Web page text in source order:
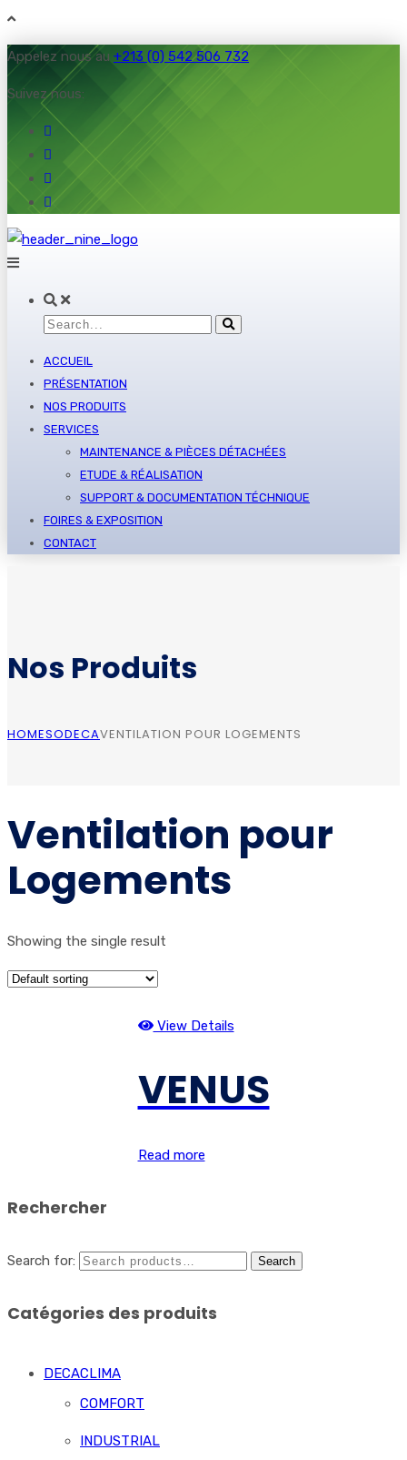
Appelez nous au +213 (0) 542 506 732
Suivez nous:
ACCUEIL
PRÉSENTATION
NOS PRODUITS
SERVICES
MAINTENANCE & PIÈCES DÉTACHÉES
ETUDE & RÉALISATION
SUPPORT & DOCUMENTATION TÉCHNIQUE
FOIRES & EXPOSITION
CONTACT
Nos Produits
HOMESODECAVENTILATION POUR LOGEMENTS
Ventilation pour
Logements
Showing the single result
View Details
VENUS
Read more
Rechercher
Search for: Search
Catégories des produits
DECACLIMA
COMFORT
INDUSTRIAL